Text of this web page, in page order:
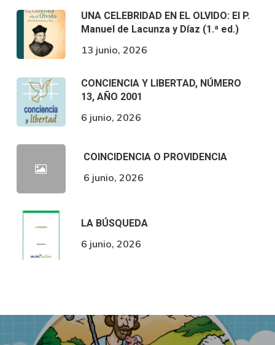
UNA CELEBRIDAD EN EL OLVIDO: El P.
Manuel de Lacunza y Díaz (1.ª ed.)
13 junio, 2026
CONCIENCIA Y LIBERTAD, NÚMERO
13, AÑO 2001
6 junio, 2026
COINCIDENCIA O PROVIDENCIA
6 junio, 2026
LA BÚSQUEDA
6 junio, 2026